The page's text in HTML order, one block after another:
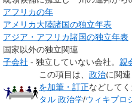
アフリカの年
アメリカ大陸諸国の独立年表
アジア・アフリカ諸国の独立年表
国家以外の独立関連
子会社 - 独立していない会社。 親
この項目は、 政治に関
を加筆・訂正などして
タル 政治学/ウィキプロ